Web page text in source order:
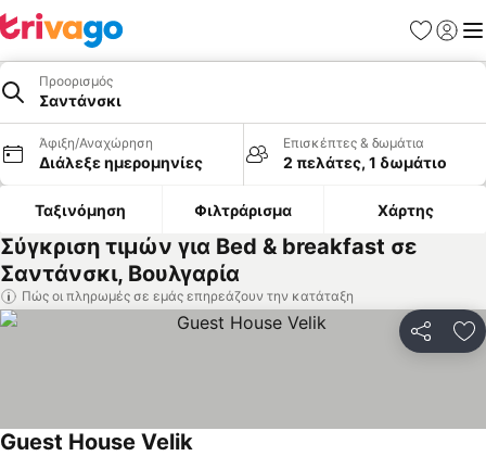
Προορισμός
Σαντάνσκι
Άφιξη/Αναχώρηση
Διάλεξε ημερομηνίες
Επισκέπτες & δωμάτια
2 πελάτες, 1 δωμάτιο
Ταξινόμηση Φιλτράρισμα Χάρτης
Σύγκριση τιμών για Bed & breakfast σε
Σαντάνσκι, Βουλγαρία
Πώς οι πληρωμές σε εμάς επηρεάζουν την κατάταξη
Guest House Velik